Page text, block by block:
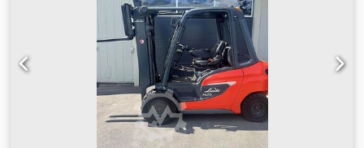
TECHNINĖS SPECIFIKACIJOS Keltinumas: 5 000 kg
Dksdpfozrgaxex Ablor Kėlimo aukštis: 4 530 mm MAŠINOS
SPECIFIKACIJOS Degalų tipas: dyzelinas Stiebo tipas:
simplex ISO klasė: 3 (2 500–4 999 kg) Bendras aukštis: 3 100
mm ĮRANGA Uždaros kabinos tipas Išorinis identifikatorius: